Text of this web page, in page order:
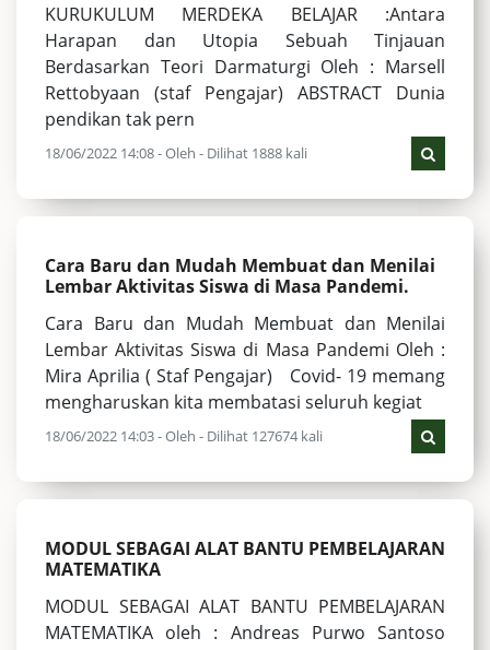
KURUKULUM MERDEKA BELAJAR :Antara
Harapan dan Utopia Sebuah Tinjauan
Berdasarkan Teori Darmaturgi Oleh : Marsell
Rettobyaan (staf Pengajar) ABSTRACT Dunia
pendikan tak pern
18/06/2022 14:08 - Oleh - Dilihat 1888 kali
Cara Baru dan Mudah Membuat dan Menilai
Lembar Aktivitas Siswa di Masa Pandemi.
Cara Baru dan Mudah Membuat dan Menilai
Lembar Aktivitas Siswa di Masa Pandemi Oleh :
Mira Aprilia ( Staf Pengajar) Covid- 19 memang
mengharuskan kita membatasi seluruh kegiat
18/06/2022 14:03 - Oleh - Dilihat 127674 kali
MODUL SEBAGAI ALAT BANTU PEMBELAJARAN
MATEMATIKA
MODUL SEBAGAI ALAT BANTU PEMBELAJARAN
MATEMATIKA oleh : Andreas Purwo Santoso